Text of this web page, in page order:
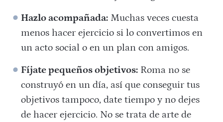
Hazlo acompañada: Muchas veces cuesta
menos hacer ejercicio si lo convertimos en
un acto social o en un plan con amigos.
Fíjate pequeños objetivos: Roma no se
construyó en un día, así que conseguir tus
objetivos tampoco, date tiempo y no dejes
de hacer ejercicio. No se trata de arte de